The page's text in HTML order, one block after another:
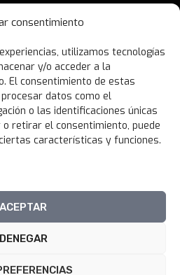
consentimiento
utilizamos tecnologías
y/o acceder a la
El consentimiento de estas
datos como el
o las identificaciones únicas
retirar el consentimiento, puede
características y funciones.
ACEPTAR
DENEGAR
de Privacidad
Devoluciones
Reclamaciones
Perú